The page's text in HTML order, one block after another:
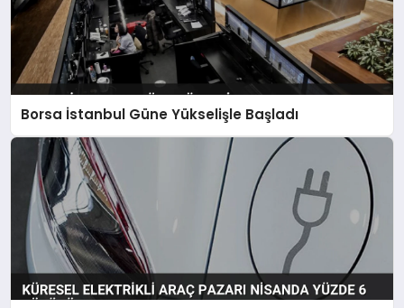
Borsa İstanbul Güne Yükselişle Başladı